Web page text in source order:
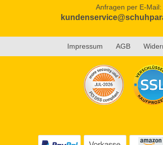
Anfragen per E-Mail:
Impressum AGB